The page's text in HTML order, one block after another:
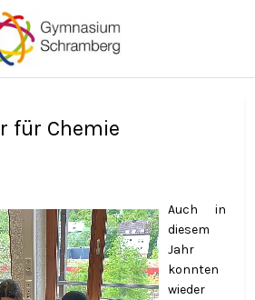
für Chemie
Auch in
diesem
Jahr
konnten
wieder